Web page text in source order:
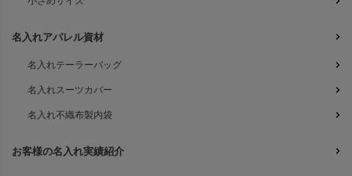
名入れアパレル資材
名入れテーラーバッグ
名入れスーツカバー
名入れ不織布製内袋
お客様の名入れ実績紹介